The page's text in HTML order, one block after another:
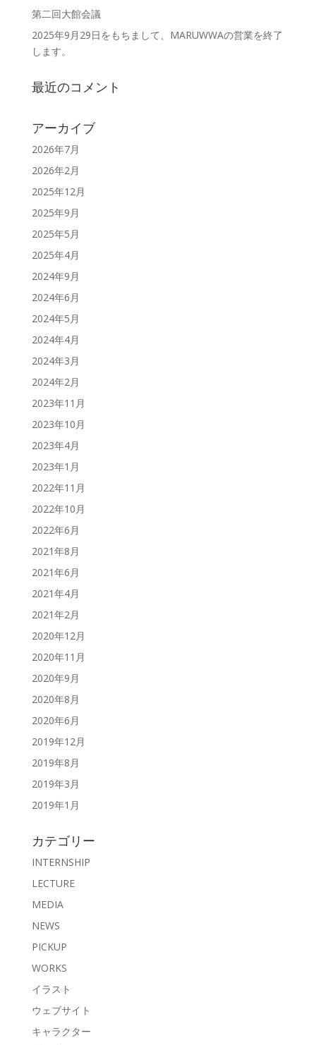
第二回大館会議
2025年9月29日をもちまして、MARUWWAの営業を終了
します。
最近のコメント
アーカイブ
2026年7月
2026年2月
2025年12月
2025年9月
2025年5月
2025年4月
2024年9月
2024年6月
2024年5月
2024年4月
2024年3月
2024年2月
2023年11月
2023年10月
2023年4月
2023年1月
2022年11月
2022年10月
2022年6月
2021年8月
2021年6月
2021年4月
2021年2月
2020年12月
2020年11月
2020年9月
2020年8月
2020年6月
2019年12月
2019年8月
2019年3月
2019年1月
カテゴリー
INTERNSHIP
LECTURE
MEDIA
NEWS
PICKUP
WORKS
イラスト
ウェブサイト
キャラクター